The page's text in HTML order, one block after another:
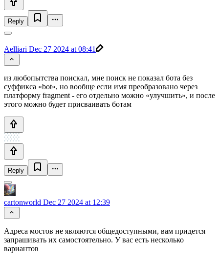
Reply
Aelliari Dec 27 2024 at 08:41
из любопытства поискал, мне поиск не показал бота без
суффикса «bot», но вообще если имя преобразовано через
платформу fragment - его отдельно можно «улучшить», и после
этого можно будет присваивать ботам
Reply
cartonworld Dec 27 2024 at 12:39
Адреса мостов не являются общедоступными, вам придется
запрашивать их самостоятельно. У вас есть несколько
вариантов